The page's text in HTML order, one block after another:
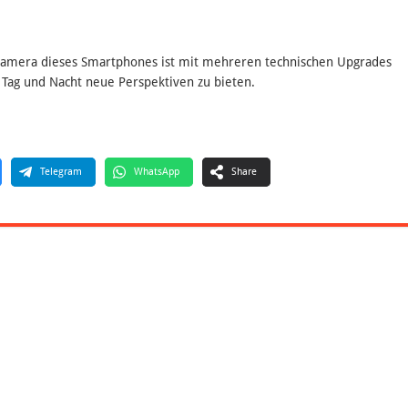
dieses Smartphones ist mit mehreren technischen Upgrades
und Nacht neue Perspektiven zu bieten.
Telegram WhatsApp Share